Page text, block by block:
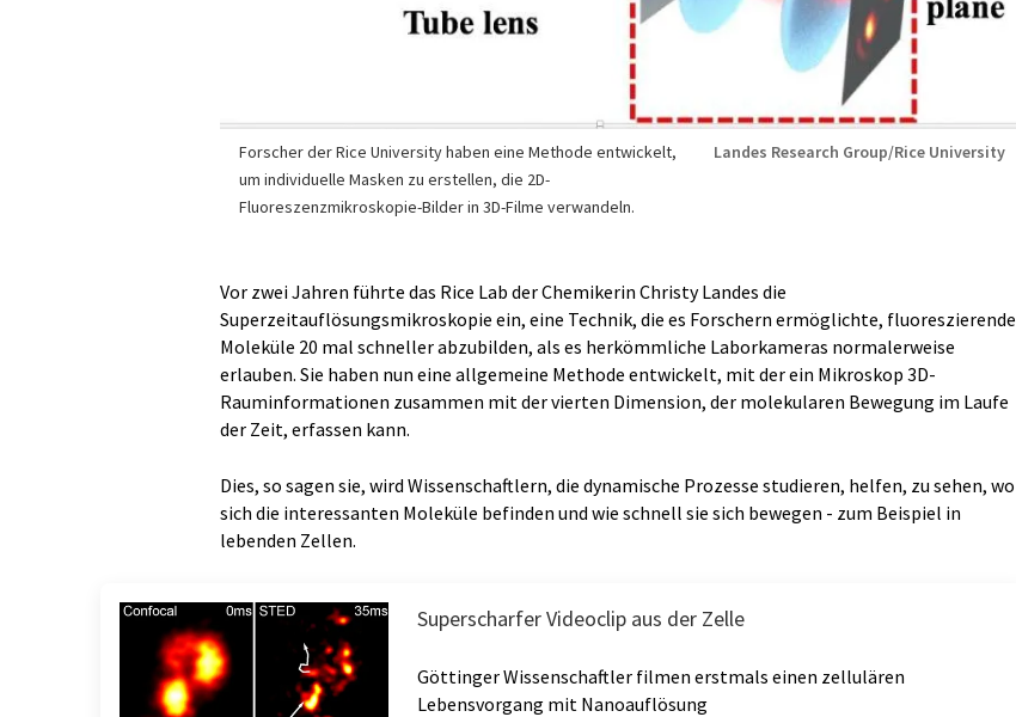
Forscher der Rice University haben eine Methode entwickelt,
um individuelle Masken zu erstellen, die 2D-
Fluoreszenzmikroskopie-Bilder in 3D-Filme verwandeln.
Landes Research Group/Rice University
Vor zwei Jahren führte das Rice Lab der Chemikerin Christy Landes die
Superzeitauflösungsmikroskopie ein, eine Technik, die es Forschern ermöglichte, fluoreszierende
Moleküle 20 mal schneller abzubilden, als es herkömmliche Laborkameras normalerweise
erlauben. Sie haben nun eine allgemeine Methode entwickelt, mit der ein Mikroskop 3D-
Rauminformationen zusammen mit der vierten Dimension, der molekularen Bewegung im Laufe
der Zeit, erfassen kann.
Dies, so sagen sie, wird Wissenschaftlern, die dynamische Prozesse studieren, helfen, zu sehen, wo
sich die interessanten Moleküle befinden und wie schnell sie sich bewegen - zum Beispiel in
lebenden Zellen.
Superscharfer Videoclip aus der Zelle
Göttinger Wissenschaftler filmen erstmals einen zellulären
Lebensvorgang mit Nanoauflösung